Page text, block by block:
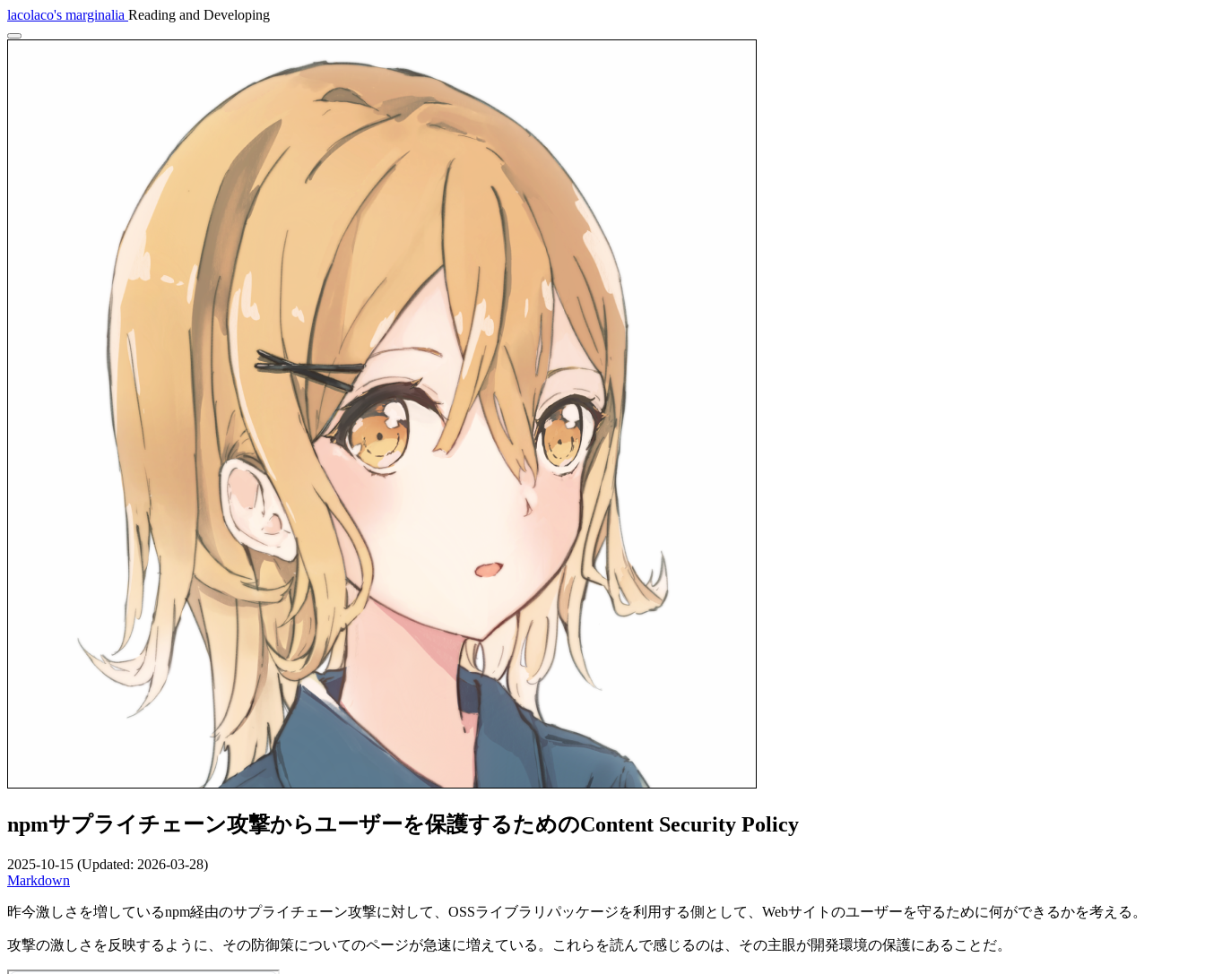
lacolaco's marginalia Reading and Developing
npmサプライチェーン攻撃からユーザーを保護するためのContent Security Policy
2025-10-15 (Updated: 2026-03-28)
Markdown
昨今激しさを増しているnpm経由のサプライチェーン攻撃に対して、OSSライブラリパッケージを利用する側として、Webサイトのユーザーを守るために何ができるかを考える。
攻撃の激しさを反映するように、その防御策についてのページが急速に増えている。これらを読んで感じるのは、その主眼が開発環境の保護にあることだ。